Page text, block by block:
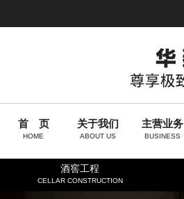
首 页
HOME
关于我们
ABOUT US
主营业务
BUSINESS
酒窖工程
CELLAR CONSTRUCTION